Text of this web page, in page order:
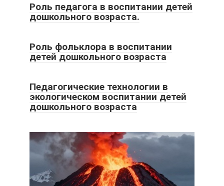
Роль педагога в воспитании детей
дошкольного возраста.
Роль фольклора в воспитании
детей дошкольного возраста
Педагогические технологии в
экологическом воспитании детей
дошкольного возраста